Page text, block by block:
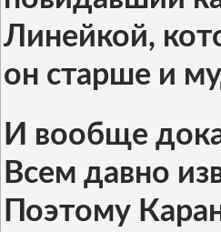
Линейкой,
он старше и
И вообще
Всем давно
Поэтому